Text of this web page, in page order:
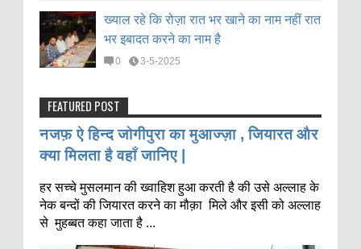
ख्याल रहे कि रोज़ा रात भर खाने का नाम नहीं रात
भर इबादत करने का नाम है
0 3-5-2025
FEATURED POST
नजफ़ ऐ हिन्द जोगीपुरा का मुआज्ज़ा , जियारत और
क्या मिलता है वहाँ जानिए |
हर सच्चे मुसलमान की ख्वाहिश हुआ करती है की उसे अल्लाह के
नेक बन्दों की जियारत करने का मौक़ा मिले और इसी को अल्लाह
से मुहब्बत कहा जाता है ...